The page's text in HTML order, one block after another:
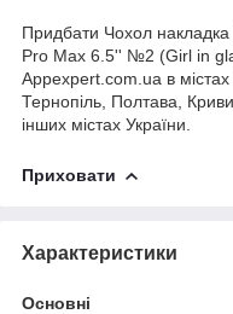
Придбати Чохол
Pro Max 6.5'' №2 (Girl in
Appexpert.com.ua в містах
Тернопіль, Полтава,
інших містах України.
Приховати
Характеристики
Основні